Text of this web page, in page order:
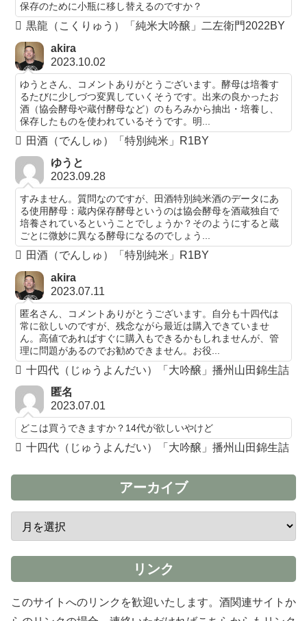
保存のために小瓶に移し替えるのですか？
黒龍（こくりゅう）「純米大吟醸」二左衛門2022BY
akira
2023.10.02
ゆうとさん、コメントありがとうございます。酵母は培養す
るたびに少しづつ変異していくそうです。出来の良かったお
酒（協会酵母や蔵付酵母など）のもろみから抽出・培養し、
保存したものを使われているそうです。明...
田酒（でんしゅ）「特別純米」R1BY
ゆうと
2023.09.28
すみません。質問なのですが、田酒特別純米酒のデータにあ
る使用酵母：蔵内保存酵母というのは協会酵母を酒蔵独自で
培養されているということでしょうか？そのようにすると蔵
ごとに微妙に異なる酵母になるのでしょう...
田酒（でんしゅ）「特別純米」R1BY
akira
2023.07.11
匿名さん、コメントありがとうございます。自分も十四代は
常に欲しいのですが、残念ながら最近は購入できていませ
ん。高値であればすぐに購入もできるかもしれませんが、管
理に問題があるのでお勧めできません。お役...
十四代（じゅうよんだい）「大吟醸」播州山田錦生詰
匿名
2023.07.01
どこは買うできますか？14代が欲しいやけど
十四代（じゅうよんだい）「大吟醸」播州山田錦生詰
アーカイブ
リンク
このサイトへのリンクを歓迎いたします。酒関連サイトか